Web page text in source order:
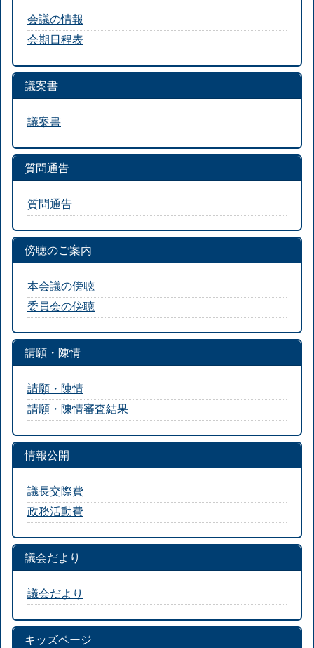
会議の情報
会期日程表
議案書
議案書
質問通告
質問通告
傍聴のご案内
本会議の傍聴
委員会の傍聴
請願・陳情
請願・陳情
請願・陳情審査結果
情報公開
議長交際費
政務活動費
議会だより
議会だより
キッズページ